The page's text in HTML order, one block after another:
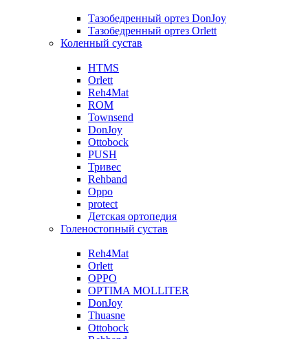
Тазобедренный ортез DonJoy
Тазобедренный ортез Orlett
Коленный сустав
HTMS
Orlett
Reh4Mat
ROM
Townsend
DonJoy
Ottobock
PUSH
Тривес
Rehband
Oppo
protect
Детская ортопедия
Голеностопный сустав
Reh4Mat
Orlett
OPPO
OPTIMA MOLLITER
DonJoy
Thuasne
Ottobock